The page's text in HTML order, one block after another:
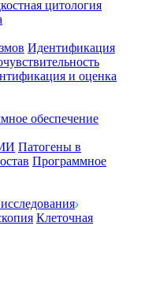
цитология
Идентификация
и оценка
обеспечение
Патогены в
Программное
Клеточная